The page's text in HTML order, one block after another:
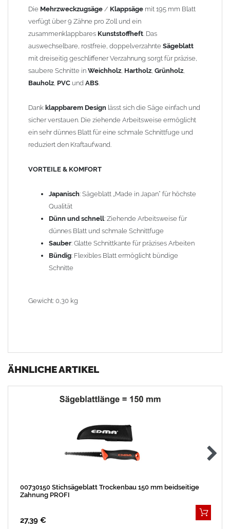
Sauber: Glatte Schnittkante für präzises Arbeiten
Bündig: Flexibles Blatt ermöglicht bündige Schnitte
Gewicht: 0,30 kg
Die Mehrzweckzugsäge / Klappsäge mit 195 mm Blatt
verfügt über 9 Zähne pro Zoll und ein
zusammenklappbares Kunststoffheft. Das
auswechselbare, rostfreie, doppelverzahnte Sägeblatt
mit dreiseitig geschliffener Verzahnung sorgt für präzise,
saubere Schnitte in Weichholz, Hartholz, Grünholz,
Bauholz, PVC und ABS.
Dank klappbarem Design lässt sich die Säge einfach und
sicher verstauen. Die ziehende Arbeitsweise ermöglicht
ein sehr dünnes Blatt für eine schmale Schnittfuge und
reduziert den Kraftaufwand.
VORTEILE & KOMFORT
Japanisch: Sägeblatt „Made in Japan“ für höchste
Qualität
Dünn und schnell: Ziehende Arbeitsweise für
dünnes Blatt und schmale Schnittfuge
Sauber: Glatte Schnittkante für präzises Arbeiten
Bündig: Flexibles Blatt ermöglicht bündige
Schnitte
Gewicht: 0,30 kg
ÄHNLICHE ARTIKEL
00730150 Stichsägeblatt Trockenbau 150 mm beidseitige
Zahnung PROFI
27,39 €